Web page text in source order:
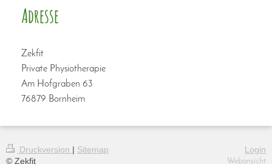
Adresse
Zekfit
Private Physiotherapie
Am Hofgraben 63
76879 Bornheim
Druckversion | Sitemap
© Zekfit
Login
Webansicht